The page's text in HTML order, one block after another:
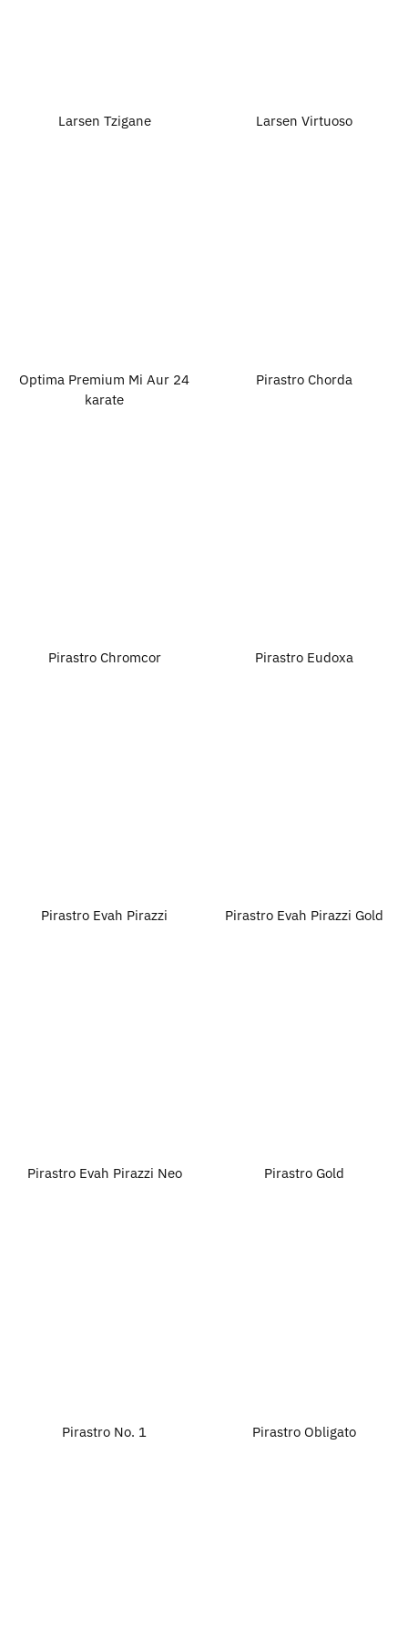
Larsen Tzigane Larsen Virtuoso
Optima Premium Mi Aur 24
karate
Pirastro Chorda
Pirastro Chromcor Pirastro Eudoxa
Pirastro Evah Pirazzi Pirastro Evah Pirazzi Gold
Pirastro Evah Pirazzi Neo Pirastro Gold
Pirastro No. 1 Pirastro Obligato